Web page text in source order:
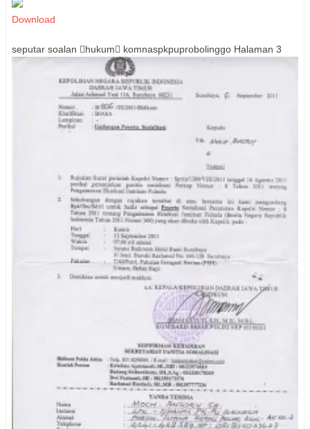
Download
seputar soalan hukum komnaspkpuprobolinggo Halaman 3